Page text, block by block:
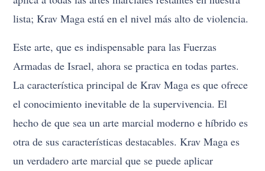
lista; Krav Maga está en el nivel más alto de violencia.
Este arte, que es indispensable para las Fuerzas
Armadas de Israel, ahora se practica en todas partes.
La característica principal de Krav Maga es que ofrece
el conocimiento inevitable de la supervivencia. El
hecho de que sea un arte marcial moderno e híbrido es
otra de sus características destacables. Krav Maga es
un verdadero arte marcial que se puede aplicar